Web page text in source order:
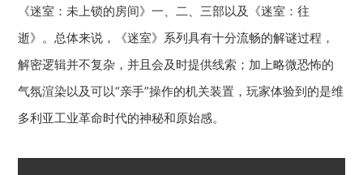
《迷室：未上锁的房间》一、二、三部以及《迷室：往
逝》。总体来说，《迷室》系列具有十分流畅的解谜过程，
解密逻辑并不复杂，并且会及时提供线索；加上略微恐怖的
气氛渲染以及可以“亲手”操作的机关装置，玩家体验到的是维
多利亚工业革命时代的神秘和原始感。